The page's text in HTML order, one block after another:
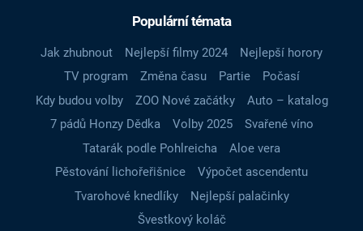
Populární témata
Jak zhubnout Nejlepší filmy 2024
Nejlepší horory
TV program
Změna času Partie
Počasí
Kdy budou volby
ZOO Nové začátky
Auto – katalog
7 pádů Honzy Dědka
Volby 2025
Svařené víno
Tatarák podle Pohlreicha
Aloe vera
Pěstování lichořeřišnice
Výpočet ascendentu
Tvarohové knedlíky
Nejlepší palačinky
Švestkový koláč